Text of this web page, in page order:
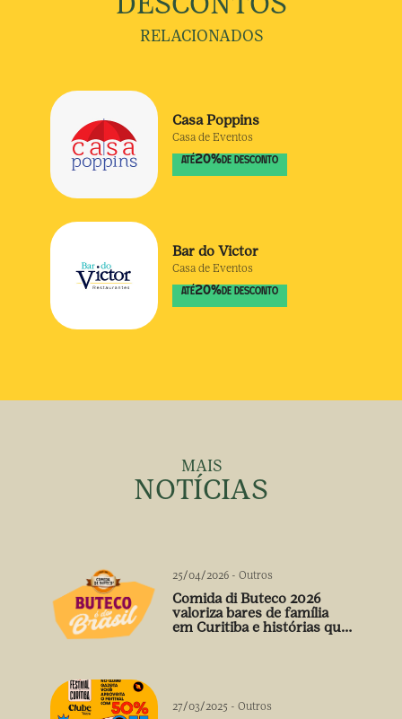
RELACIONADOS
Casa Poppins
Casa de Eventos
ATÉ20% DE DESCONTO
Bar do Victor
Casa de Eventos
ATÉ20% DE DESCONTO
MAIS
NOTÍCIAS
25/04/2026 - Outros
Comida di Buteco 2026
valoriza bares de família
em Curitiba e histórias que
27/03/2025 - Outros